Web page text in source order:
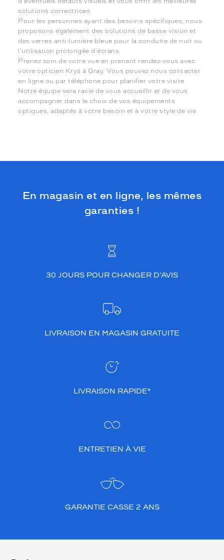
solutions correctrices.
Pour les personnes ayant des besoins spécifiques, nous
proposons également des solutions de basse vision et
des verres anti-lumière bleue pour la conduite de nuit ou
l'utilisation prolongée d'écrans.
Prenez soin de votre vue en prenant rendez-vous avec
votre opticien Krys à Gray. Vous pouvez nous contacter
en ligne ou par téléphone pour planifier votre visite.
Notre équipe sera ravie de vous accueillir et de vous
accompagner dans le choix de vos équipements
optiques, adaptés à votre besoin et à votre style de vie.
En magasin et en ligne, les mêmes
garanties !
30 JOURS POUR CHANGER D’AVIS
LIVRAISON EN MAGASIN GRATUITE
LIVRAISON RAPIDE*
ENTRETIEN À VIE
GARANTIE CASSE 2 ANS